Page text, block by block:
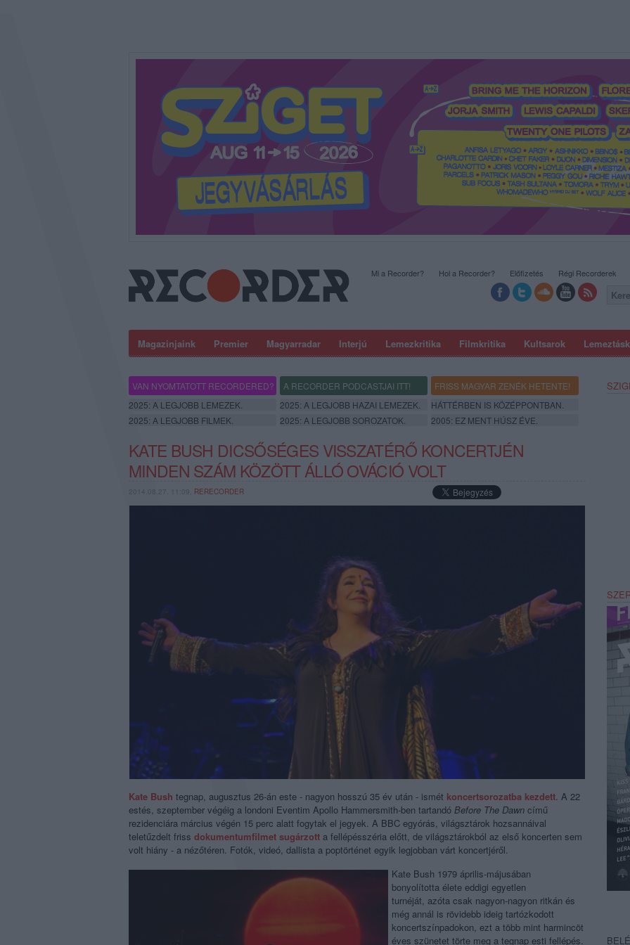
Magazinjaink Premier Magyarradar Interjú Lemezkritika Filmkritika Kultsarok
Mi a Recorder? Hol a Recorder? Előfizetés Régi Recorderek
VAN NYOMTATOTT RECORDERED? A RECORDER PODCASTJAI ITT!
FRISS MAGYAR ZENÉK HETENTE!
2025: A LEGJOBB LEMEZEK.
2025: A LEGJOBB HAZAI LEMEZEK.
HÁTTÉRBEN IS KÖZÉPPONTBAN.
2025: A LEGJOBB FILMEK.
2025: A LEGJOBB SOROZATOK. 2005: EZ MENT HÚSZ ÉVE.
KATE BUSH DICSŐSÉGES VISSZATÉRŐ KONCERTJÉN
MINDEN SZÁM KÖZÖTT ÁLLÓ OVÁCIÓ VOLT
2014.08.27. 11:09, RERECORDER
Kate Bush tegnap, augusztus 26-án este - nagyon hosszú 35 év után - ismét koncertsorozatba kezdett. A 22
estés, szeptember végéig a londoni Eventim Apollo Hammersmith-ben tartandó Before The Dawn című
rezidenciára március végén 15 perc alatt fogytak el jegyek. A BBC egyórás, világsztárok hozsannáival
teletűzdelt friss dokumentumfilmet sugárzott a fellépésszéria előtt, de világsztárokból az első koncerten sem
volt hiány - a nézőtéren. Fotók, videó, dallista a poptörténet egyik legjobban várt koncertjéről.
Kate Bush 1979 április-májusában
bonyolította élete eddigi egyetlen
turnéját, azóta csak nagyon-nagyon ritkán és
még annál is rövidebb ideig tartózkodott
koncertszínpadokon, ezt a több mint harmincöt
éves szünetet törte meg a tegnap esti fellépés.